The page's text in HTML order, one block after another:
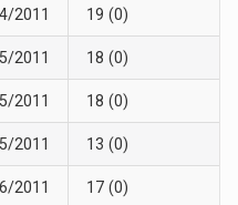
2011 19 (0)
2011 18 (0)
2011 18 (0)
2011 13 (0)
2011 17 (0)